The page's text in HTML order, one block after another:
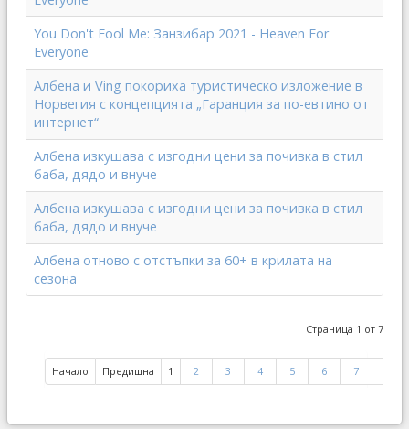
You Don't Fool Me: Занзибар 2021 - Heaven For
Everyone
Албена и Ving покориха туристическо изложение в
Норвегия с концепцията „Гаранция за по-евтино от
интернет“
Албена изкушава с изгодни цени за почивка в стил
баба, дядо и внуче
Албена изкушава с изгодни цени за почивка в стил
баба, дядо и внуче
Албена отново с отстъпки за 60+ в крилата на
сезона
Страница 1 от 7
Начало Предишна 1 2 3 4 5 6 7